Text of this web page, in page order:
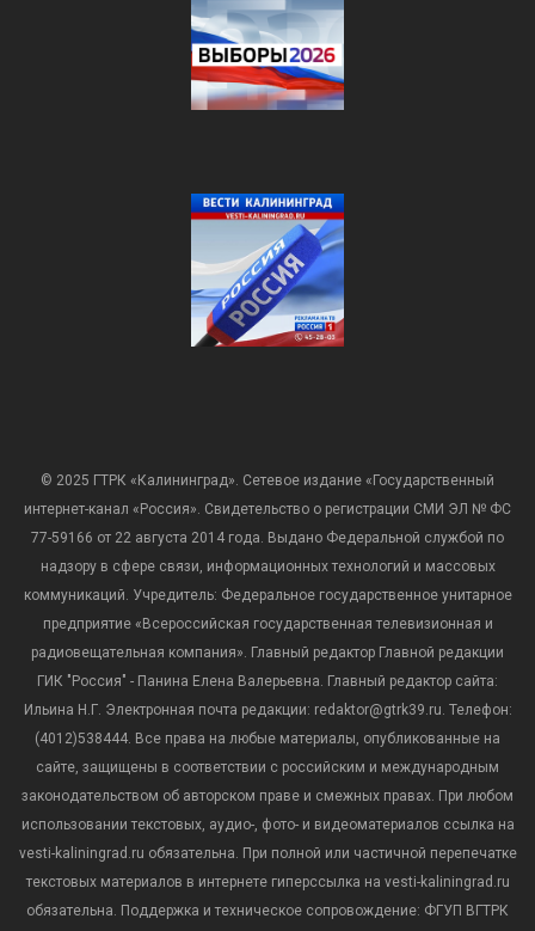
© 2025 ГТРК «Калининград». Сетевое издание «Государственный
интернет-канал «Россия». Свидетельство о регистрации СМИ ЭЛ № ФС
77-59166 от 22 августа 2014 года. Выдано Федеральной службой по
надзору в сфере связи, информационных технологий и массовых
коммуникаций. Учредитель: Федеральное государственное унитарное
предприятие «Всероссийская государственная телевизионная и
радиовещательная компания». Главный редактор Главной редакции
ГИК "Россия" - Панина Елена Валерьевна. Главный редактор сайта:
Ильина Н.Г. Электронная почта редакции: redaktor@gtrk39.ru. Телефон:
(4012)538444. Все права на любые материалы, опубликованные на
сайте, защищены в соответствии с российским и международным
законодательством об авторском праве и смежных правах. При любом
использовании текстовых, аудио-, фото- и видеоматериалов ссылка на
vesti-kaliningrad.ru обязательна. При полной или частичной перепечатке
текстовых материалов в интернете гиперссылка на vesti-kaliningrad.ru
обязательна. Поддержка и техническое сопровождение: ФГУП ВГТРК